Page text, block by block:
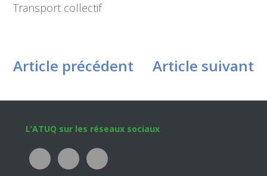
Transport collectif
Article précédent Article suivant
Footer
L’ATUQ sur les réseaux sociaux